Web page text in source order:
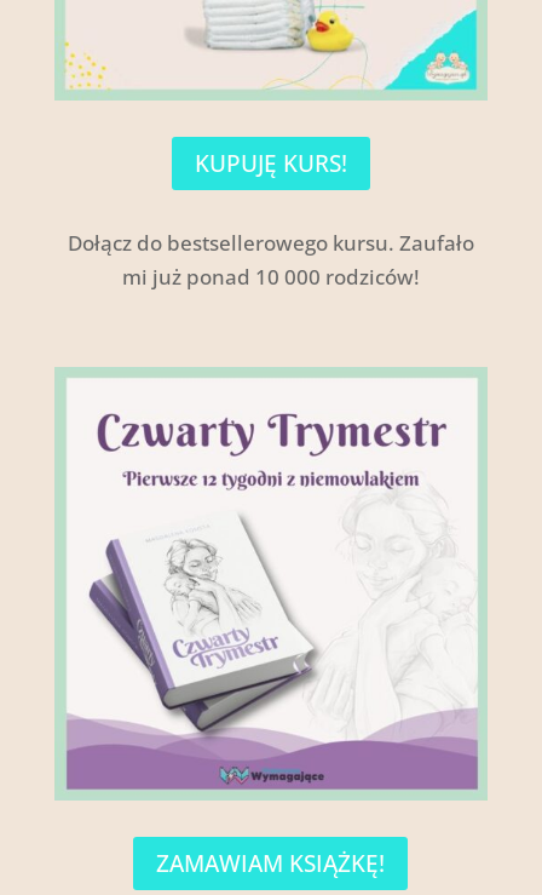
KUPUJĘ KURS!
Dołącz do bestsellerowego kursu. Zaufało
mi już ponad 10 000 rodziców!
ZAMAWIAM KSIĄŻKĘ!